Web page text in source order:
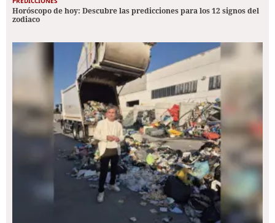
Horóscopo de hoy: Descubre las predicciones para los 12 signos del
zodiaco